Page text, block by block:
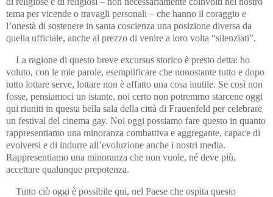
tema per vicende o travagli personali – che hanno il coraggio e
l’onestà di sostenere in santa coscienza una posizione diversa da
quella ufficiale, anche al prezzo di venire a loro volta “silenziati”.
La ragione di questo breve excursus storico è presto detta: ho
voluto, con le mie parole, esemplificare che nonostante tutto e dopo
tutto lottare serve, lottare non è affatto una cosa inutile. Se così non
fosse, pensiamoci un istante, noi certo non potremmo starcene oggi
qui riuniti in questa bella sala della città di Frauenfeld per celebrare
un festival del cinema gay. Noi oggi possiamo fare questo in quanto
rappresentiamo una minoranza combattiva e aggregante, capace di
evolversi e di indurre all’evoluzione anche i nostri media.
Rappresentiamo una minoranza che non vuole, né deve più,
accettare qualunque prepotenza.
Tutto ciò oggi è possibile qui, nel Paese che ospita questo